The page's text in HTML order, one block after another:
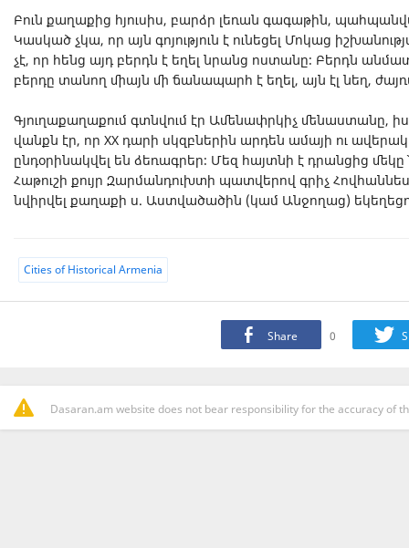
Բուն քաղաքից հյուսիս, բարձր լեռան գագաթին,
Կասկած չկա, որ այն գոյություն է ունեցել Մոկաց
չէ, որ հենց այդ բերդն է եղել նրանց ոստանը։ Բերդն
բերդը տանող միայն մի ճանապարհ է եղել, այն էլ նեղ,
Գյուղաքաղաքում գտնվում էր Ամենափրկիչ մենաստանը,
վանքն էր, որ XX դարի սկզբներին արդեն ամայի ու ավերակ
ընդօրինակվել են ձեռագրեր։ Մեզ հայտնի է դրանցից
Հաթուշի քույր Զարմանդուխտի պատվերով գրիչ
նվիրվել քաղաքի ս. Աստվածածին (կամ Անջողաց)
Cities of Historical Armenia
Share 0
Dasaran.am website does not bear responsibility for the accuracy of